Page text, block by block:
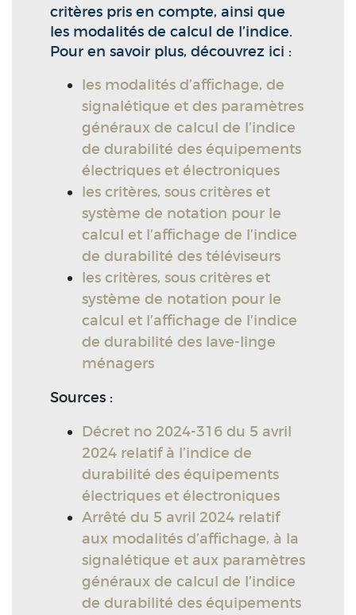
critères pris en compte, ainsi que
les modalités de calcul de l’indice.
Pour en savoir plus, découvrez ici :
les modalités d’affichage, de
signalétique et des paramètres
généraux de calcul de l’indice
de durabilité des équipements
électriques et électroniques
les critères, sous critères et
système de notation pour le
calcul et l’affichage de l’indice
de durabilité des téléviseurs
les critères, sous critères et
système de notation pour le
calcul et l’affichage de l’indice
de durabilité des lave-linge
ménagers
Sources :
Décret no 2024-316 du 5 avril
2024 relatif à l’indice de
durabilité des équipements
électriques et électroniques
Arrêté du 5 avril 2024 relatif
aux modalités d’affichage, à la
signalétique et aux paramètres
généraux de calcul de l’indice
de durabilité des équipements